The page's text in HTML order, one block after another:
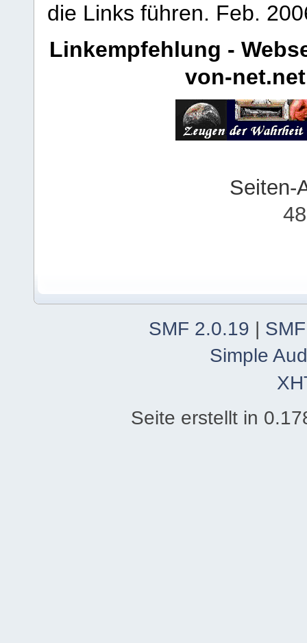
die Links führen. Feb.
Linkempfehlung -
von-net.net
Seiten-
SMF 2.0.19 |
Simple
Seite erstellt in